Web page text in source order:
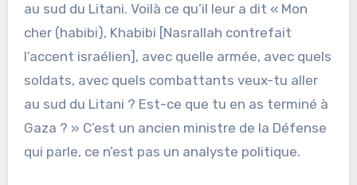
au sud du Litani. Voilà ce qu’il leur a dit « Mon
cher (habibi), Khabibi [Nasrallah contrefait
l’accent israélien], avec quelle armée, avec quels
soldats, avec quels combattants veux-tu aller
au sud du Litani ? Est-ce que tu en as terminé à
Gaza ? » C’est un ancien ministre de la Défense
qui parle, ce n’est pas un analyste politique.